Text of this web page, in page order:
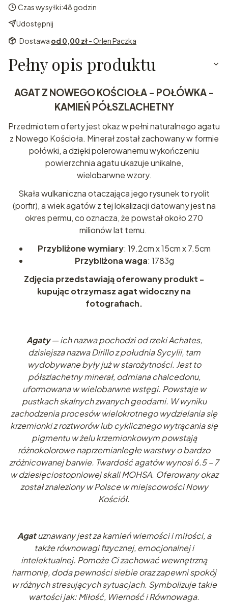
Czas wysyłki:48 godzin
Udostępnij
Dostawa od 0,00 zł- Orlen Paczka
Pełny opis produktu
AGAT Z NOWEGO KOŚCIOŁA - POŁÓWKA -
KAMIEŃ PÓŁSZLACHETNY
Przedmiotem oferty jest okaz w pełni naturalnego agatu
z Nowego Kościoła. Minerał został zachowany w formie
połówki, a dzięki polerowanemu wykończeniu
powierzchnia agatu ukazuje unikalne,
wielobarwne wzory.
Skała wulkaniczna otaczająca jego rysunek to ryolit
(porfir), a wiek agatów z tej lokalizacji datowany jest na
okres permu, co oznacza, że powstał około 270
milionów lat temu.
Przybliżone wymiary: 19.2cm x 15cm x 7.5cm
Przybliżona waga: 1783g
Zdjęcia przedstawiają oferowany produkt -
kupując otrzymasz agat widoczny na
fotografiach.
Agaty— ich nazwa pochodzi od rzeki Achates,
dzisiejsza nazwa Dirillo z południa Sycylii, tam
wydobywane były już w starożytności. Jest to
półszlachetny minerał, odmiana chalcedonu,
uformowana w wielobarwne wstęgi. Powstaje w
pustkach skalnych zwanych geodami. W wyniku
zachodzenia procesów wielokrotnego wydzielania się
krzemionki z roztworów lub cyklicznego wytrącania się
pigmentu w żelu krzemionkowym powstają
różnokolorowe naprzemianległe warstwy o bardzo
zróżnicowanej barwie. Twardość agatów wynosi 6.5 – 7
w dziesięciostopniowej skali MOHSA. Oferowany okaz
został znaleziony w Polsce w miejscowości Nowy
Kościół.
Agatuznawany jest za kamień wierności i miłości, a
także równowagi fizycznej, emocjonalnej i
intelektualnej. Pomoże Ci zachować wewnętrzną
harmonię, doda pewności siebie oraz zapewni spokój
w różnych stresujących sytuacjach. Symbolizuje takie
wartości jak: Miłość, Wierność i Równowaga.